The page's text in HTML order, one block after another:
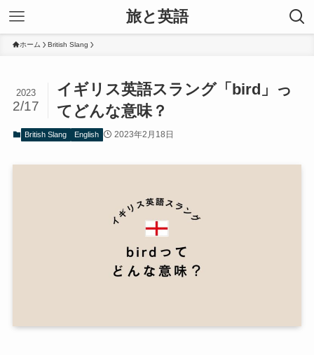
旅と英語
ホーム British Slang
イギリス英語スラング「bird」っ
てどんな意味？
2023
2/17
British Slang English 2023年2月18日